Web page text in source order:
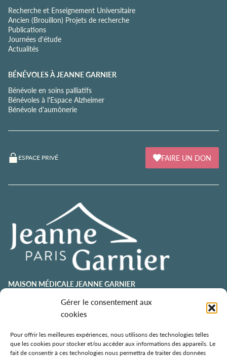
Gérer le consentement aux
cookies
Pour offrir les meilleures expériences, nous utilisons des technologies telles
que les cookies pour stocker et/ou accéder aux informations des appareils. Le
fait de consentir à ces technologies nous permettra de traiter des données
Recherche et Enseignement Universitaire
Ancien (Brouillon) Projets de recherche
Publications
Journées d'étude
Actualités
BÉNÉVOLES À JEANNE GARNIER
Bénévole en soins palliatifs
Bénévoles à l'Espace Alzheimer
Bénévole d'aumônerie
ESPACE PRIVÉ FAIRE UN DON
MAISON MÉDICALE JEANNE GARNIER
contact@jeannegarnier-paris.org
01 43 92 21 00
106 avenue Émile Zola
75015 Paris
ESPACE AURÉLIE JOUSSET